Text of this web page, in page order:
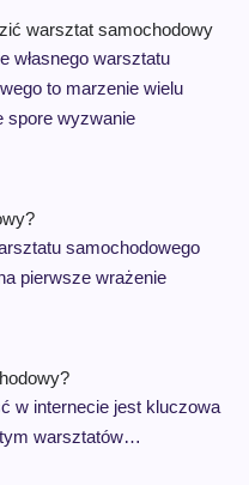
warsztat samochodowy
własnego warsztatu
to marzenie wielu
spore wyzwanie
samochodowego
pierwsze wrażenie
w internecie jest kluczowa
warsztatów…